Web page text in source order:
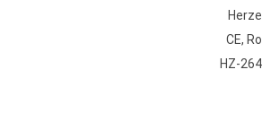
CE,
HZ-